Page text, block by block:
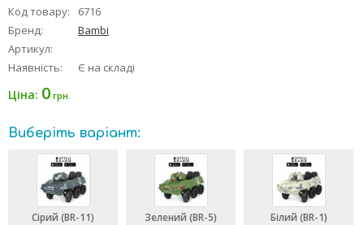
Код товару:
6716
Бренд:
Bambi
Артикул:
Наявність:
Є на складі
Ціна: 0 грн.
Виберіть варіант:
Сірий (BR-11) Зелений (BR-5) Білий (BR-1)